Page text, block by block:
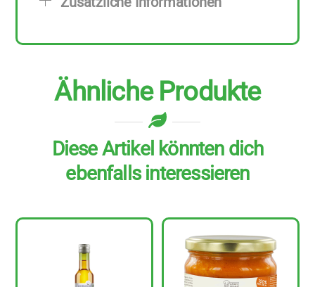
zu
ml
Ähnliche Produkte
Diese Artikel könnten dich
ebenfalls interessieren